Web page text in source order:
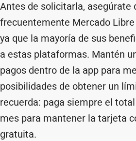
Antes de solicitarla, asegúrate
frecuentemente Mercado Libre
ya que la mayoría de sus
a estas plataformas. Mantén
pagos dentro de la app para
posibilidades de obtener un
recuerda: paga siempre el
mes para mantener la tarjeta
gratuita.